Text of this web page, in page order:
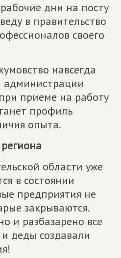
дни на посту
в правительство
своего
навсегда
администрации
приеме на работу
профиль
опыта.
области уже
в состоянии
предприятия не
закрываются.
и разбазарено все
деды создавали